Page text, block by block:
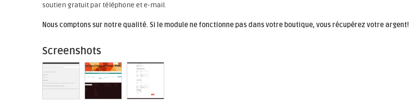
soutien gratuit par téléphone et e-mail.
Nous comptons sur notre qualité. Si le module ne fonctionne pas dans votre boutique, vous récupérez votre argent!
Screenshots